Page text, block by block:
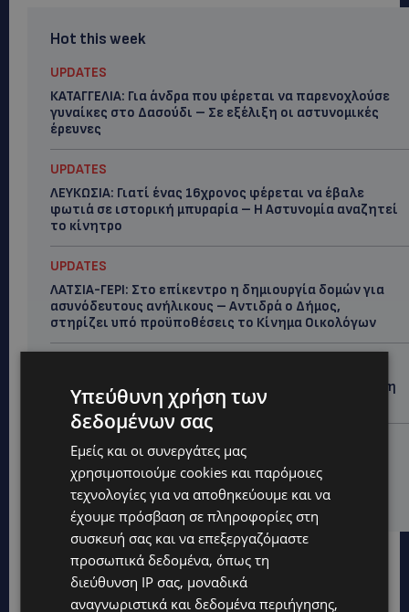
Hot this week
UPDATES
ΚΑΤΑΓΓΕΛΙΑ: Για άνδρα που φέρεται να παρενοχλούσε
γυναίκες στο Δασούδι – Σε εξέλιξη οι αστυνομικές
έρευνες
UPDATES
ΛΕΥΚΩΣΙΑ: Γιατί ένας 16χρονος φέρεται να έβαλε
φωτιά σε ιστορική μπυραρία – Η Αστυνομία αναζητεί
το κίνητρο
UPDATES
ΛΑΤΣΙΑ-ΓΕΡΙ: Στο επίκεντρο η δημιουργία δομών για
ασυνόδευτους ανήλικους – Αντιδρά ο Δήμος,
στηρίζει υπό προϋποθέσεις το Κίνημα Οικολόγων
ΣΤΟ «ΚΟΚΚΙΝΟ» Η ΖΕΣΤΗ: Νέα κίτρινη προειδοποίηση
και 40άρια στο εσωτερικό
UPDATES
ΛΕΜΕΣΟΣ: Μάχη για τη ζωή του δίνει 18χρονος –
Βρέθηκε βαριά τραυματισμένος δίπλα από το
ηλεκτρικό του ποδήλατο
Υπεύθυνη χρήση των
δεδομένων σας
Εμείς και οι συνεργάτες μας
χρησιμοποιούμε cookies και παρόμοιες
τεχνολογίες για να αποθηκεύουμε και να
έχουμε πρόσβαση σε πληροφορίες στη
συσκευή σας και να επεξεργαζόμαστε
προσωπικά δεδομένα, όπως τη
διεύθυνση IP σας, μοναδικά
αναγνωριστικά και δεδομένα περιήγησης,